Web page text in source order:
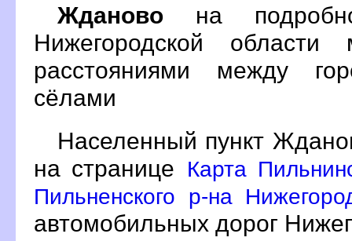
Жданово на
Нижегородской
расстояниями между
сёлами
Населенный пункт
на странице
Карта
Пильненского р-на
автомобильных дорог